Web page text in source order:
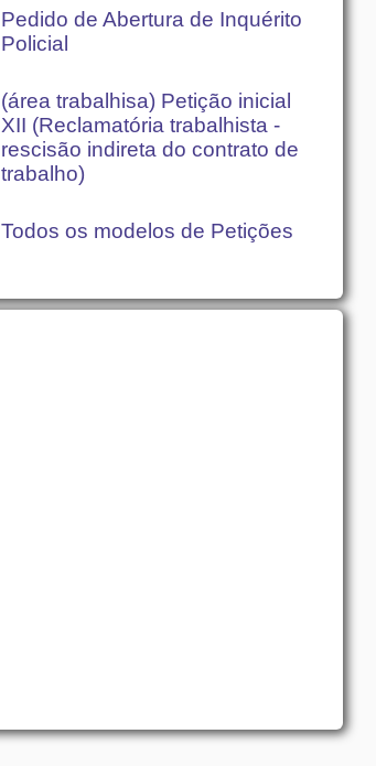
Pedido de Abertura de Inquérito
Policial
(área trabalhisa) Petição inicial
XII (Reclamatória trabalhista -
rescisão indireta do contrato de
trabalho)
Todos os modelos de Petições